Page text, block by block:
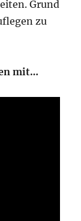
Grund
zu
mit…